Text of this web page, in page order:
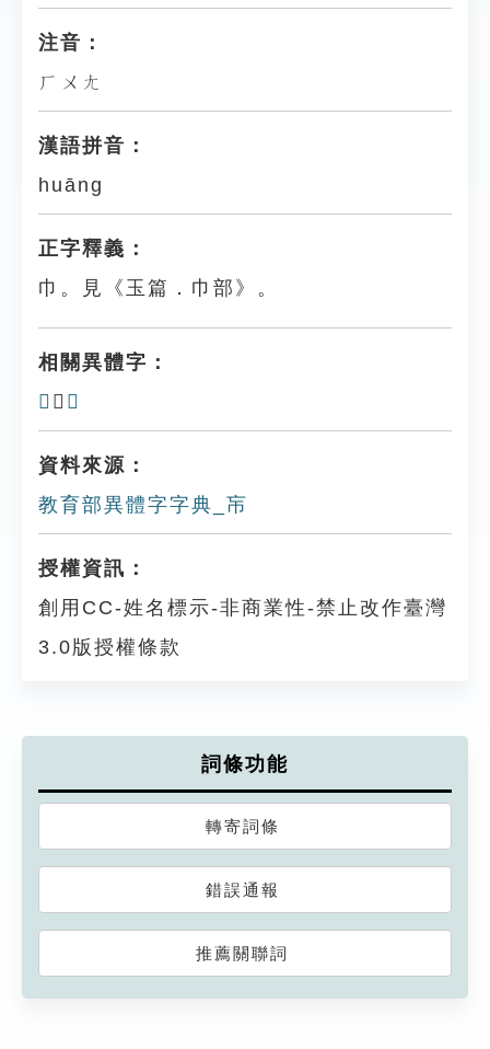
注音：
ㄏㄨㄤ
漢語拼音：
huāng
正字釋義：
巾。見《玉篇．巾部》。
相關異體字：
𢂪 、 𢂠
資料來源：
教育部異體字字典_㠵
授權資訊：
創用CC-姓名標示-非商業性-禁止改作臺灣
3.0版授權條款
詞條功能
轉寄詞條
錯誤通報
推薦關聯詞